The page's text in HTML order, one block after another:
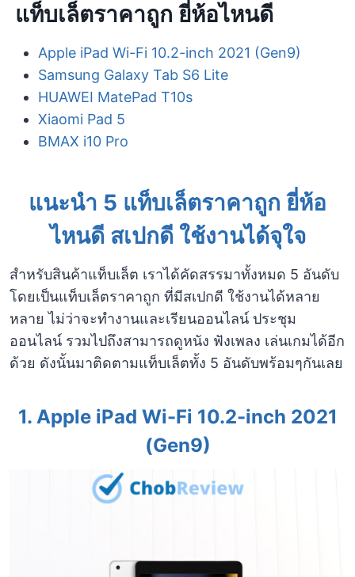
แท็บเล็ตราคาถูก ยี่ห้อไหนดี
Apple iPad Wi-Fi 10.2-inch 2021 (Gen9)
Samsung Galaxy Tab S6 Lite
HUAWEI MatePad T10s
Xiaomi Pad 5
BMAX i10 Pro
แนะนำ 5 แท็บเล็ตราคาถูก ยี่ห้อ
ไหนดี สเปกดี ใช้งานได้จุใจ
สำหรับสินค้าแท็บเล็ต เราได้คัดสรรมาทั้งหมด 5 อันดับ
โดยเป็นแท็บเล็ตราคาถูก ที่มีสเปกดี ใช้งานได้หลาย
หลาย ไม่ว่าจะทำงานและเรียนออนไลน์ ประชุม
ออนไลน์ รวมไปถึงสามารถดูหนัง ฟังเพลง เล่นเกมได้อีก
ด้วย ดังนั้นมาติดตามแท็บเล็ตทั้ง 5 อันดับพร้อมๆกันเลย
1. Apple iPad Wi-Fi 10.2-inch 2021
(Gen9)